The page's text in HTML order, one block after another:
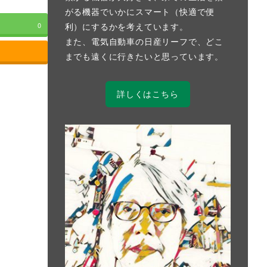
0
がる機器でいかにスマート（快適で便
利）にするかを考えています。
また、電気自動車の日産リーフで、どこ
までも遠くに行きたいと思っています。
詳しくはこちら